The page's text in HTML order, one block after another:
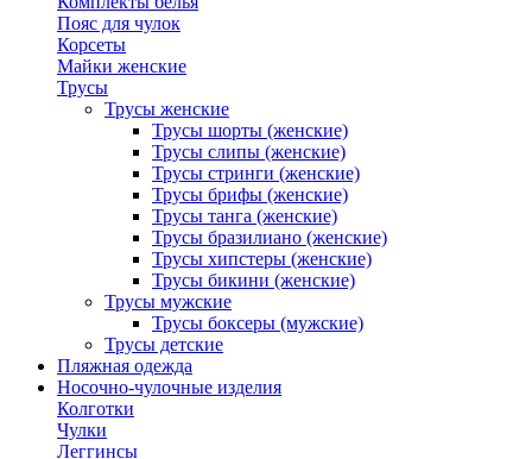
Пояс для чулок
Корсеты
Майки женские
Трусы
Трусы женские
Трусы шорты (женские)
Трусы слипы (женские)
Трусы стринги (женские)
Трусы брифы (женские)
Трусы танга (женские)
Трусы бразилиано (женские)
Трусы хипстеры (женские)
Трусы бикини (женские)
Трусы мужские
Трусы боксеры (мужские)
Трусы детские
Пляжная одежда
Носочно-чулочные изделия
Колготки
Чулки
Леггинсы